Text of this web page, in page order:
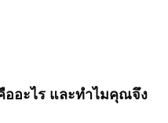
อะไร และทำไมคุณจึง